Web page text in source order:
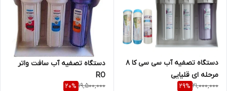
دستگاه تصفیه آب سی سی کا ۸
مرحله ای قلیایی
21,000,000
29%
دستگاه تصفیه آب سافت واتر
RO
19,500,000
20%